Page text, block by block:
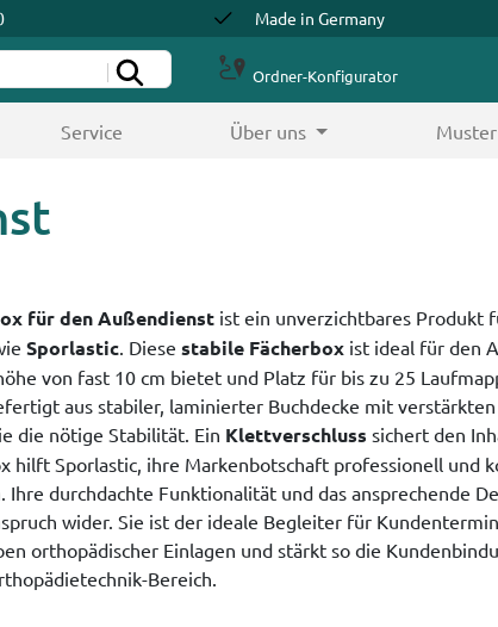
Made in Germany
Ordner-Konfigurator
Service Über uns
für den Außendienst ist ein unverzichtbares Produkt
Sporlastic. Diese stabile Fächerbox ist ideal für den
von fast 10 cm bietet und Platz für bis zu 25
aus stabiler, laminierter Buchdecke mit
die nötige Stabilität. Ein Klettverschluss sichert den
hilft Sporlastic, ihre Markenbotschaft professionell und
Ihre durchdachte Funktionalität und das ansprechende
wider. Sie ist der ideale Begleiter für
orthopädischer Einlagen und stärkt so die
Bereich.